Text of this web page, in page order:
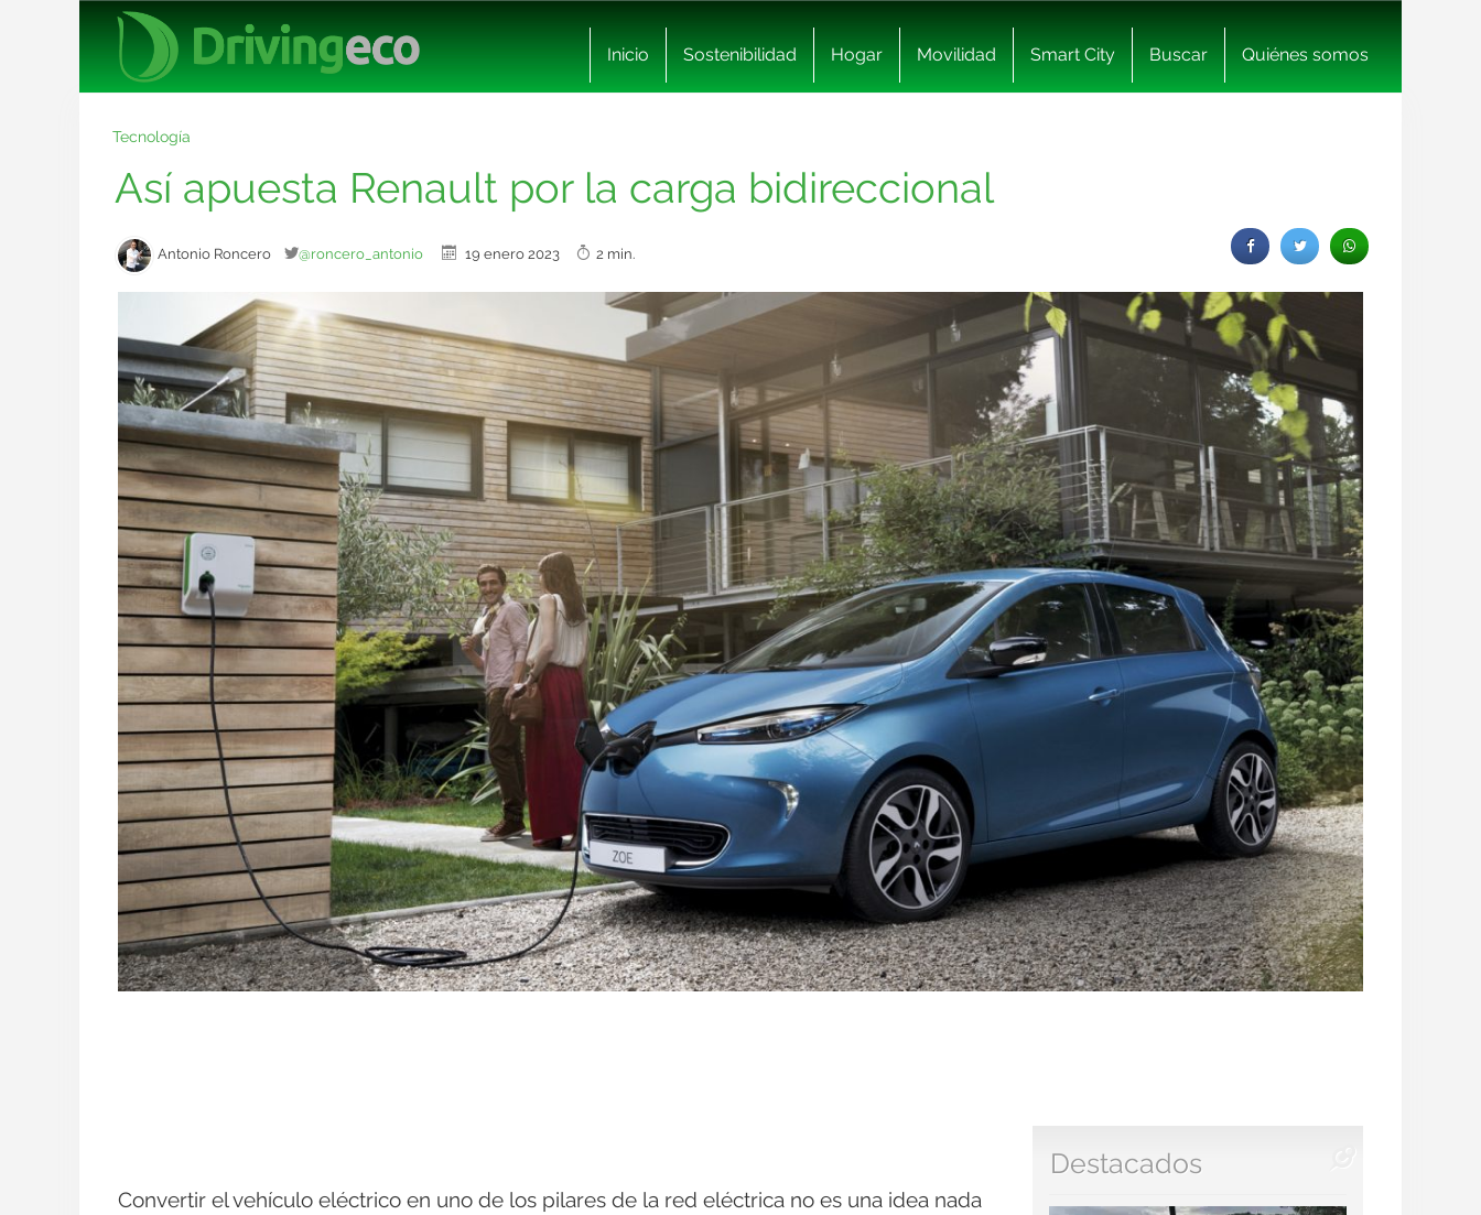
Inicio Sostenibilidad Hogar Movilidad Smart City Buscar Quiénes somos
Tecnología
Así apuesta Renault por la carga bidireccional
Antonio Roncero @roncero_antonio 19 enero 2023 2 min.
Convertir el vehículo eléctrico en uno de los pilares de la red eléctrica no es una idea nada
Destacados